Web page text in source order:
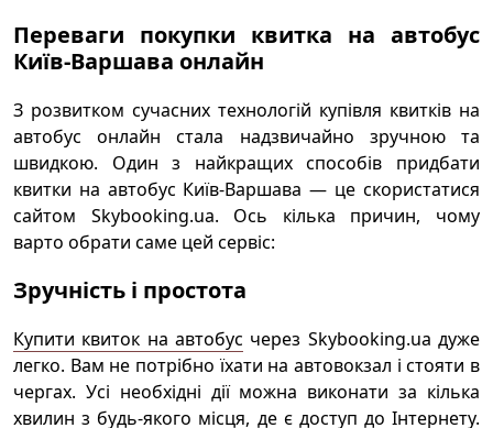
Переваги покупки квитка на автобус
Київ-Варшава онлайн
З розвитком сучасних технологій купівля квитків на
автобус онлайн стала надзвичайно зручною та
швидкою. Один з найкращих способів придбати
квитки на автобус Київ-Варшава — це скористатися
сайтом Skybooking.ua. Ось кілька причин, чому
варто обрати саме цей сервіс:
Зручність і простота
Купити квиток на автобус через Skybooking.ua дуже
легко. Вам не потрібно їхати на автовокзал і стояти в
чергах. Усі необхідні дії можна виконати за кілька
хвилин з будь-якого місця, де є доступ до Інтернету.